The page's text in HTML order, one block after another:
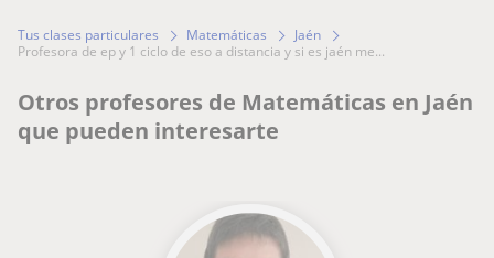
Tus clases particulares Matemáticas
Jaén
profesora de ep y 1 ciclo de eso a distancia y si es jaén me...
Otros profesores de Matemáticas en Jaén
que pueden interesarte